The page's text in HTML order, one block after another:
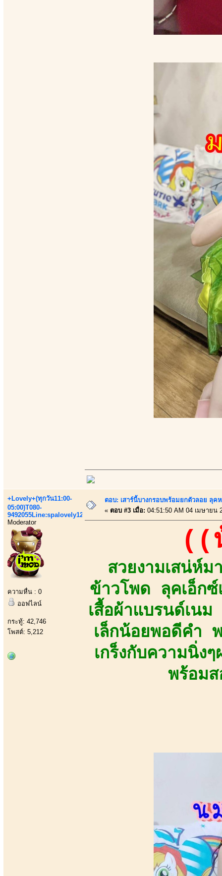
+Lovely+(ทุกวัน11:00-
05:00)T080-
9492055Line:spalovely123
Moderator
ความหื่น : 0
ออฟไลน์
กระทู้: 42,746
โพสต์: 5,212
ตอบ: เสาร์นี้บางกรอบพร้อมยกตัวลอย ลุค
« ตอบ #3 เมื่อ: 04:51:50 AM 04 เมษายน
((
สวยงามเสน่ห์ม
ข้าวโพด ลุคเอ็ก
เสื้อผ้าแบรนด์เน
เล็กน้อยพอดีคำ
เกร็งกับความนิ่ง
พร้อม